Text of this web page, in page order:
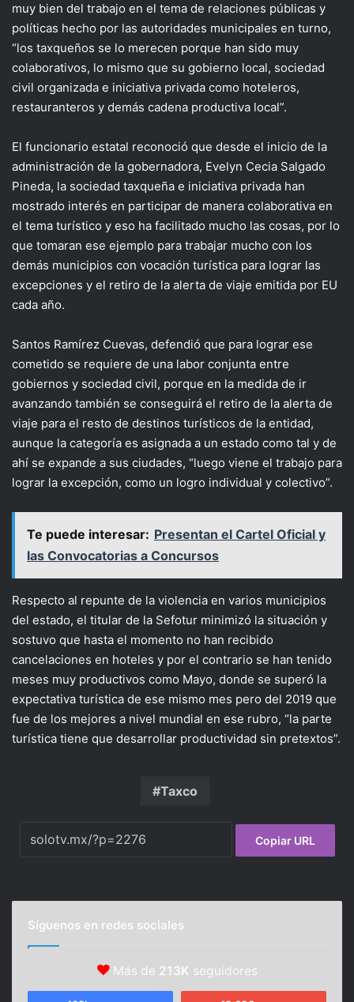
muy bien del trabajo en el tema de relaciones públicas y
políticas hecho por las autoridades municipales en turno,
“los taxqueños se lo merecen porque han sido muy
colaborativos, lo mismo que su gobierno local, sociedad
civil organizada e iniciativa privada como hoteleros,
restauranteros y demás cadena productiva local”.
El funcionario estatal reconoció que desde el inicio de la
administración de la gobernadora, Evelyn Cecia Salgado
Pineda, la sociedad taxqueña e iniciativa privada han
mostrado interés en participar de manera colaborativa en
el tema turístico y eso ha facilitado mucho las cosas, por lo
que tomaran ese ejemplo para trabajar mucho con los
demás municipios con vocación turística para lograr las
excepciones y el retiro de la alerta de viaje emitida por EU
cada año.
Santos Ramírez Cuevas, defendió que para lograr ese
cometido se requiere de una labor conjunta entre
gobiernos y sociedad civil, porque en la medida de ir
avanzando también se conseguirá el retiro de la alerta de
viaje para el resto de destinos turísticos de la entidad,
aunque la categoría es asignada a un estado como tal y de
ahí se expande a sus ciudades, “luego viene el trabajo para
lograr la excepción, como un logro individual y colectivo”.
Te puede interesar: Presentan el Cartel Oficial y
las Convocatorias a Concursos
Respecto al repunte de la violencia en varios municipios
del estado, el titular de la Sefotur minimizó la situación y
sostuvo que hasta el momento no han recibido
cancelaciones en hoteles y por el contrario se han tenido
meses muy productivos como Mayo, donde se superó la
expectativa turística de ese mismo mes pero del 2019 que
fue de los mejores a nivel mundial en ese rubro, “la parte
turística tiene que desarrollar productividad sin pretextos”.
Taxco
Copiar URL
Síguenos en redes sociales
Más de 213K seguidores